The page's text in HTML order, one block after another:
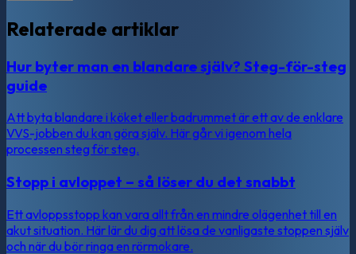
Relaterade artiklar
Hur byter man en blandare själv? Steg-för-steg
guide
Att byta blandare i köket eller badrummet är ett av de enklare
VVS-jobben du kan göra själv. Här går vi igenom hela
processen steg för steg.
Stopp i avloppet – så löser du det snabbt
Ett avloppsstopp kan vara allt från en mindre olägenhet till en
akut situation. Här lär du dig att lösa de vanligaste stoppen själv
och när du bör ringa en rörmokare.